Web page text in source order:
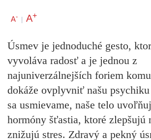
A- | A+
Úsmev je jednoduché gesto,
vyvoláva radosť a je jednou z
najuniverzálnejších foriem
dokáže ovplyvniť našu
sa usmievame, naše telo
hormóny šťastia, ktoré zlepšujú
znižujú stres. Zdravý a pekný